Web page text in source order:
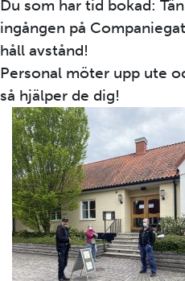
Du som har tid bokad:
ingången på
håll avstånd!
Personal möter upp ute
så hjälper de dig!